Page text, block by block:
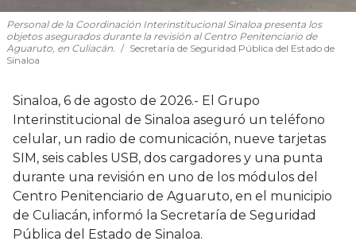
Personal de la Coordinación Interinstitucional Sinaloa presenta los
objetos asegurados durante la revisión al Centro Penitenciario de
Aguaruto, en Culiacán.
Secretaría de Seguridad Pública del Estado de
Sinaloa
Sinaloa, 6 de agosto de 2026.- El Grupo
Interinstitucional de Sinaloa aseguró un teléfono
celular, un radio de comunicación, nueve tarjetas
SIM, seis cables USB, dos cargadores y una punta
durante una revisión en uno de los módulos del
Centro Penitenciario de Aguaruto, en el municipio
de Culiacán, informó la Secretaría de Seguridad
Pública del Estado de Sinaloa.